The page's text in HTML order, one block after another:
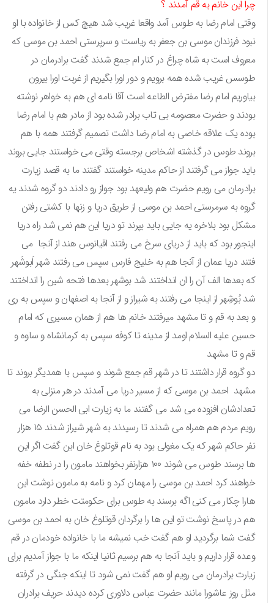
چرا این خانم به قم آمدند ؟
وقتی امام رضا به طوس آمد واقعا غریب شد هیچ کس از خانواده با او
نبود فرزندان موسی بن جعفر به ریاست و سرپرستی احمد بن موسی که
معروف است به شاه چراغ در کنار ام جمع شدند گفت برادرمان در
طوسس غریب شده همه برویم و دور اورا بگیریم از غربت اورا بیرون
بیاوریم امام رضا مفترض الطاعه است آقا نامه ای هم به خواهر نوشته
بودند و حضرت معصومه بی تاب برادر شده بود از مادر هم با امام رضا
بوده یک علاقه خاصی به امام رضا داشت تصمیم گرفتند همه با هم
بروند طوس در گذشته اشخاص برجسته وقتی می خواستند جایی بروند
باید جواز می گرفتند از حاکم مدینه خواستند گفتند ما به قصد زیارت
برادرمان می رویم حضرت هم ولیعهد بود جواز رو دادند دو گروه شدند یه
گروه به سرمرستی احمد بن موسی از طریق دریا و زنها با کشتی رفتن
مشکل بود بلاخره یه جایی باید بپرند تو دریا این هم نمی شد راه دریا
اینجور بود که باید از دریای سرخ می رفتند اقیانوس هند از آنجا می
فتند دریا عمان از آنجا هم به خلیج فارس سپس می رفتند شهر اَبوشَهر
که بعدها الف آن را ان انداختند شد بوشهر بعدها فتحه شین را انداختند
شد بُوشِهر از اینجا می رفتند به شیراز و از آنجا به اصفهان و سپس به ری
و بعد به قم و تا مشهد میرفتند خانم ها هم از همان مسیری که امام
حسین علیه السلام اومد از مدینه تا کوفه سپس به کرمانشاه و ساوه و
قم و تا مشهد
دو گروه قرار داشتند تا در شهر قم جمع شوند و سپس با همدیگر بروند تا
مشهد احمد بن موسی که از مسیر دریا می آمدند در هر منزلی به
تعدادشان افزوده می شد می گفتند ما به زیارت ابی الحسن الرضا می
رویم مردم هم همراه می شدند تا رسیدند به شهر شیراز شدند ۱۵ هزار
نفر حاکم شهر که یک مغولی بود به نام قوتلوغ خان این گفت اگر این
ها برسند طوس می شوند ۱۰۰ هزارنفر بخواهند مامون را در نطفه خفه
خواهند کرد احمد بن موسی را مهمان کرد و نامه به مامون نوشت این
هارا چکار می کنی اگه برسند به طوس برای حکومتت خطر دارد مامون
هم در پاسخ نوشت تو این ها را برگردان قوتلوغ خان به احمد بن موسی
گفت شما برگردید او هم گفت خب نمیشه ما با خانواده خودمان در قم
وعده قرار داریم و باید آنجا به هم برسیم ثانیا اینکه ما با جواز آمدیم برای
زیارت برادرمان می رویم او هم گفت نمی شود تا اینکه جنگی در گرفته
مثل روز عاشورا مانند حضرت عباس دلاوری کرده دیدند حریف برادران